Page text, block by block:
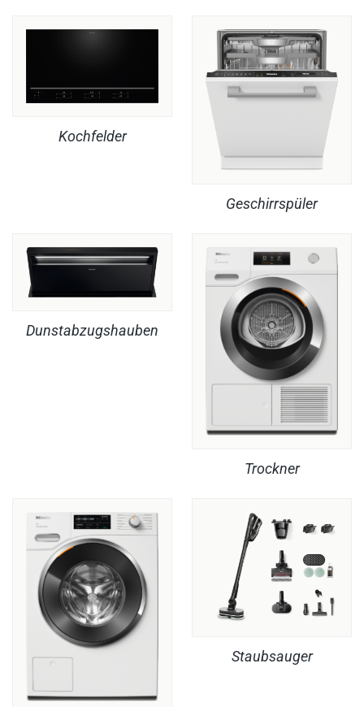
Kochfelder
Geschirrspüler
Dunstabzugshauben
Trockner
Staubsauger